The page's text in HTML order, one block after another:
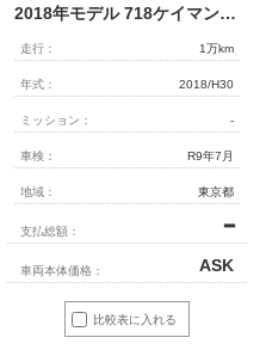
比較表に入れる
2018年モデル 718ケイマン 6MT RHD 18インチAW カーズレッド
走行： 1万km
年式： 2018/H30
ミッション： -
車検： R9年7月
地域： 東京都
支払総額： ━
車両本体価格： ASK